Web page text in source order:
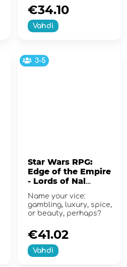
Vahdi
€34.10
3-5
Star Wars RPG:
Edge of the Empire
- Lords of Nal
Name your vice:
gambling, luxury, spice,
or beauty, perhaps?
Vahdi
€41.02